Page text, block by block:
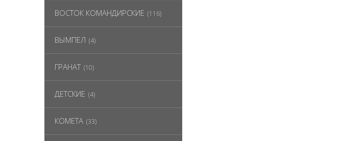
ВОСТОК КОМАНДИРСКИЕ (116)
ВЫМПЕЛ (4)
ГРАНАТ (10)
ДЕТСКИЕ (4)
КОМЕТА (33)